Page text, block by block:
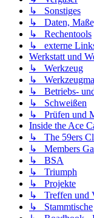
↳ Sonstiges
↳ Daten,
↳ Rechentools
↳ externe
Werkstatt und
↳ Werkzeug
↳
↳ Betriebs-
↳ Schweißen
↳ Prüfen und
Inside the Ace
↳ The 59ers
↳ Members
↳ BSA
↳ Triumph
↳ Projekte
↳ Treffen und
↳ Stammtische